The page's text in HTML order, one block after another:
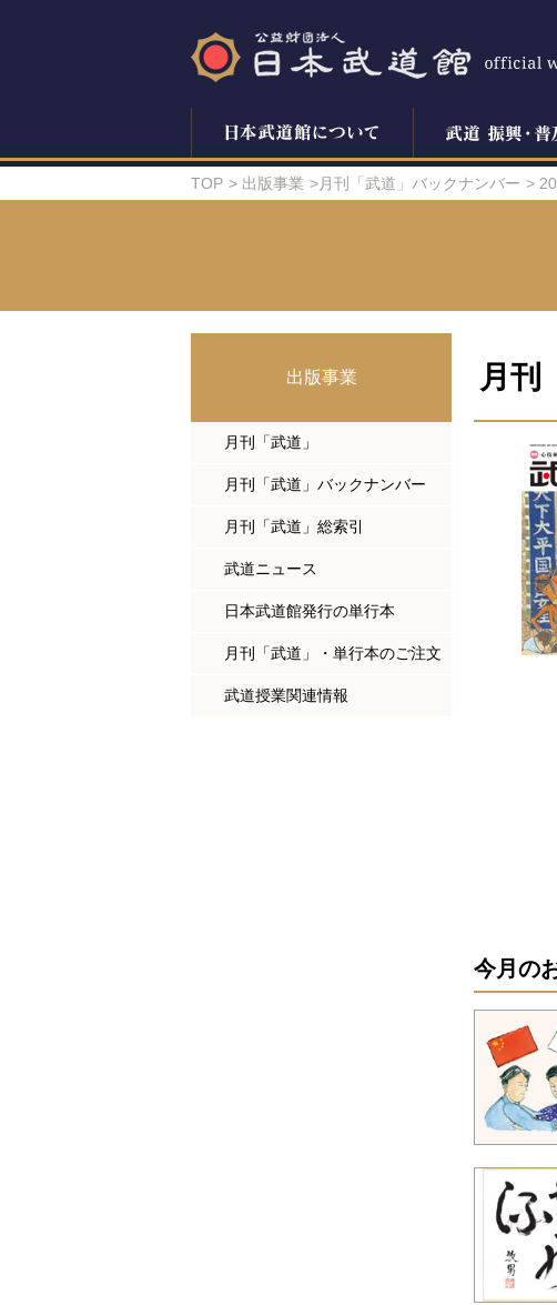
TOP 出版事業 月刊「武道」バックナンバー
出版事業
月刊「武道」
月刊「武道」バックナンバー
月刊「武道」総索引
武道ニュース
日本武道館発行の単行本
月刊「武道」・単行本のご注文
武道授業関連情報
月刊
今月の